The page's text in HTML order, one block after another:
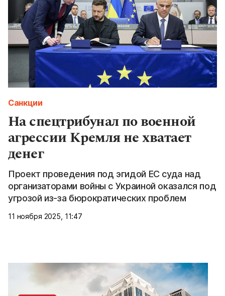
Санкции
На спецтрибунал по военной
агрессии Кремля не хватает
денег
Проект проведения под эгидой ЕС суда над
организаторами войны с Украиной оказался под
угрозой из-за бюрократических проблем
11 ноября 2025, 11:47